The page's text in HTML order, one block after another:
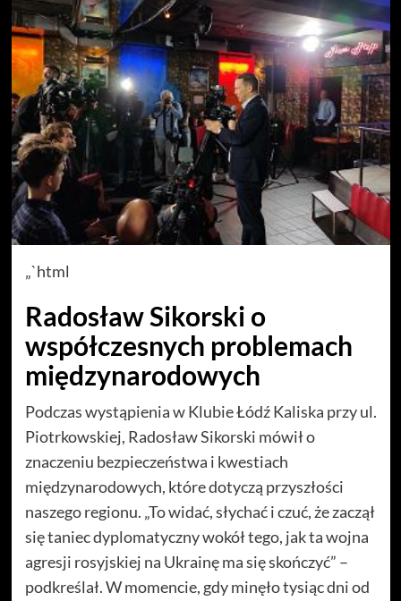
„`html
Radosław Sikorski o
współczesnych problemach
międzynarodowych
Podczas wystąpienia w Klubie Łódź Kaliska przy ul.
Piotrkowskiej, Radosław Sikorski mówił o
znaczeniu bezpieczeństwa i kwestiach
międzynarodowych, które dotyczą przyszłości
naszego regionu. „To widać, słychać i czuć, że zaczął
się taniec dyplomatyczny wokół tego, jak ta wojna
agresji rosyjskiej na Ukrainę ma się skończyć” –
podkreślał. W momencie, gdy minęło tysiąc dni od